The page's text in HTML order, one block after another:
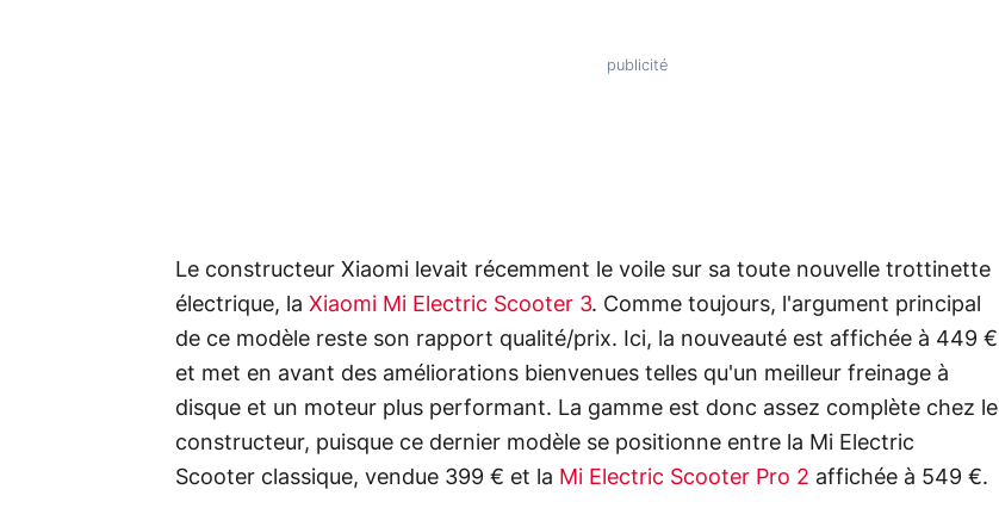
Le constructeur Xiaomi levait récemment le voile sur sa toute nouvelle trottinette
électrique, la Xiaomi Mi Electric Scooter 3. Comme toujours, l'argument principal
de ce modèle reste son rapport qualité/prix. Ici, la nouveauté est affichée à 449 €
et met en avant des améliorations bienvenues telles qu'un meilleur freinage à
disque et un moteur plus performant. La gamme est donc assez complète chez le
constructeur, puisque ce dernier modèle se positionne entre la Mi Electric
Scooter classique, vendue 399 € et la Mi Electric Scooter Pro 2 affichée à 549 €.